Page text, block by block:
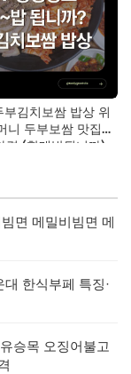
부김치보쌈 밥상 위
니 두부보쌈 맛집
격 (할매밥됩니까)
면 메밀비빔면 메
한식부페 특징·
승목 오징어불고